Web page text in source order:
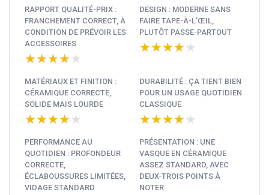
RAPPORT QUALITÉ-PRIX :
FRANCHEMENT CORRECT, À
CONDITION DE PRÉVOIR LES
ACCESSOIRES
★★★★★
★★★★★
DESIGN : MODERNE SANS
FAIRE TAPE-À-L’ŒIL,
PLUTÔT PASSE-PARTOUT
★★★★★
★★★★★
MATÉRIAUX ET FINITION :
CÉRAMIQUE CORRECTE,
SOLIDE MAIS LOURDE
★★★★★
★★★★★
DURABILITÉ : ÇA TIENT BIEN
POUR UN USAGE QUOTIDIEN
CLASSIQUE
★★★★★
★★★★★
PERFORMANCE AU
QUOTIDIEN : PROFONDEUR
CORRECTE,
ÉCLABOUSSURES LIMITÉES,
VIDAGE STANDARD
PRÉSENTATION : UNE
VASQUE EN CÉRAMIQUE
ASSEZ STANDARD, AVEC
DEUX-TROIS POINTS À
NOTER